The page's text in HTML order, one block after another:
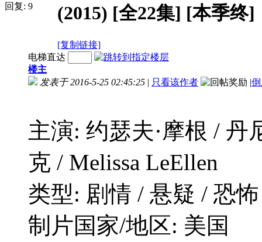
回复: 9
(2015) [全22集] [本季终]
[复制链接]
电梯直达
楼主
发表于 2016-5-25 02:45:25 | 只看该作者 |
主演: 约瑟夫·摩根 / 丹
克 / Melissa LeEllen
类型: 剧情 / 悬疑 / 恐
制片国家/地区: 美国